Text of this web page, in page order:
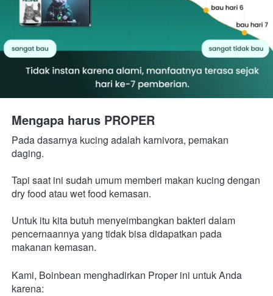
Mengapa harus PROPER
Pada dasarnya kucing adalah karnivora, pemakan
daging.
Tapi saat ini sudah umum memberi makan kucing dengan
dry food atau wet food kemasan.
Untuk itu kita butuh menyeimbangkan bakteri dalam
pencernaannya yang tidak bisa didapatkan pada
makanan kemasan.
Kami, Boinbean menghadirkan Proper ini untuk Anda
karena: